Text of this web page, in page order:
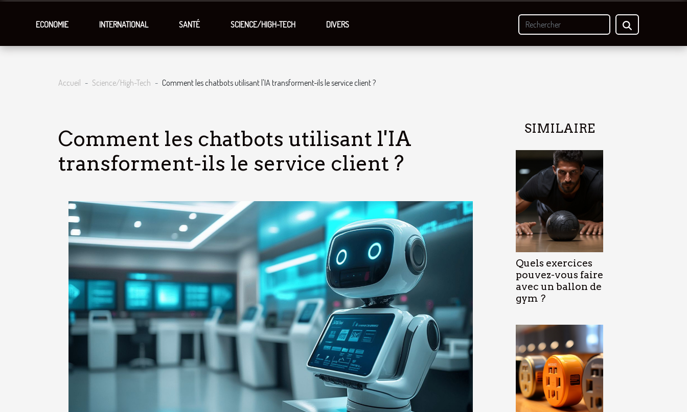
ECONOMIE INTERNATIONAL SANTÉ SCIENCE/HIGH-TECH DIVERS
Accueil Science/High-Tech Comment les chatbots utilisant l'IA transforment-ils le service client ?
Comment les chatbots utilisant l'IA
transforment-ils le service client ?
SIMILAIRE
Quels exercices
pouvez-vous faire
avec un ballon de
gym ?